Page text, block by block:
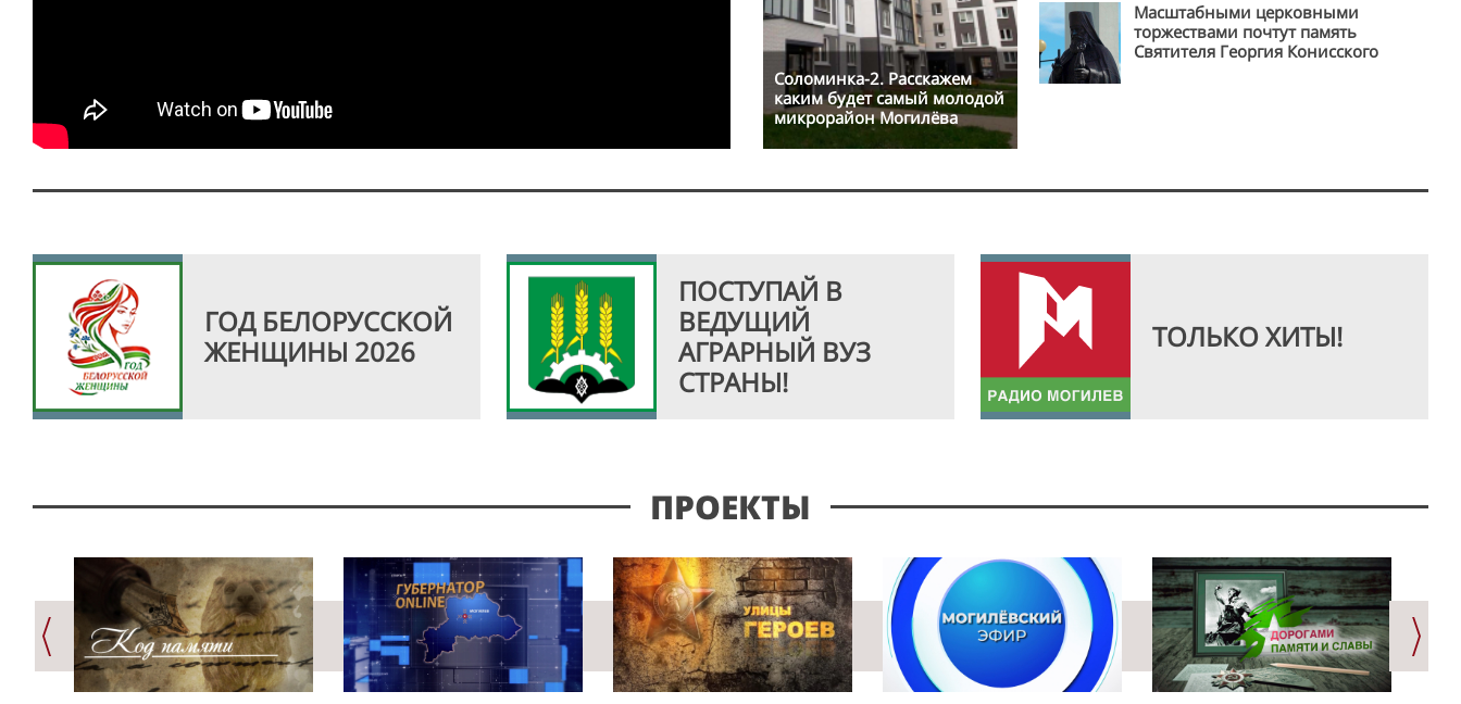
Соломинка-2. Расскажем
каким будет самый молодой
микрорайон Могилёва
Масштабными церковными
торжествами почтут память
Святителя Георгия Конисского
ГОД БЕЛОРУССКОЙ
ЖЕНЩИНЫ 2026
ПОСТУПАЙ В
ВЕДУЩИЙ
АГРАРНЫЙ ВУЗ
СТРАНЫ!
ТОЛЬКО ХИТЫ!
ПРОЕКТЫ